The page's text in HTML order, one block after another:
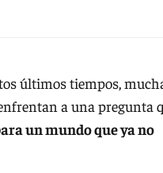
últimos tiempos,
a una pregunta
un mundo que ya no